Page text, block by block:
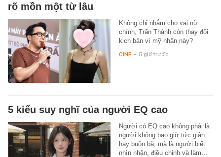
rõ mồn một từ lâu
Không chỉ nhắm cho vai nữ
chính, Trấn Thành còn thay đổi
kịch bản vì mỹ nhân này?
CINE - 5 giờ trước
5 kiểu suy nghĩ của người EQ cao
Người có EQ cao không phải là
người không bao giờ tức giận
hay buồn bã, mà là người biết
nhìn nhận, điều chỉnh và làm…